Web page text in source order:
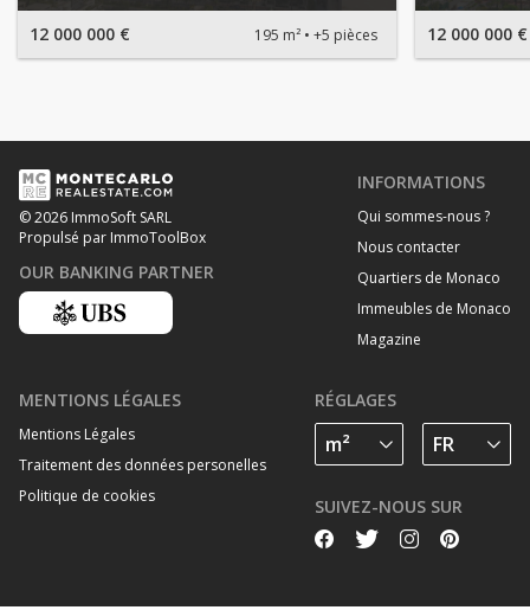
12 000 000 € 195 m² +5 pièces 12 000 000 €
© 2026 ImmoSoft SARL
Propulsé par ImmoToolBox
OUR BANKING PARTNER
INFORMATIONS
Qui sommes-nous ?
Nous contacter
Quartiers de Monaco
Immeubles de Monaco
Magazine
MENTIONS LÉGALES
Mentions Légales
Traitement des données personelles
Politique de cookies
RÉGLAGES
SUIVEZ-NOUS SUR